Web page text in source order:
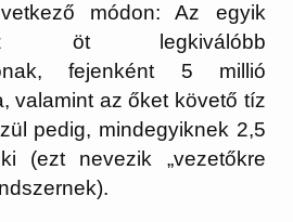
módon: Az egyik
öt legkiválóbb
fejenként 5 millió
valamint az őket követő tíz
pedig, mindegyiknek 2,5
(ezt nevezik „vezetőkre